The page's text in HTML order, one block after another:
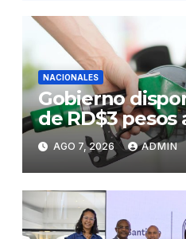
NACIONALES
Gobierno
de RD$3 pesos
premium y
AGO 7, 2026 ADMIN